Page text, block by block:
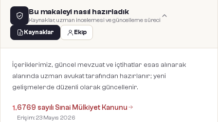
Bu makaleyi nasıl hazırladık
Kaynaklar, uzman incelemesi ve güncelleme süreci
Kaynaklar
Ekip
İçeriklerimiz, güncel mevzuat ve içtihatlar esas alınarak
alanında uzman avukat tarafından hazırlanır; yeni
gelişmelerde düzenli olarak güncellenir.
1.6769 sayılı Sınai Mülkiyet Kanunu
Erişim: 23 Mayıs 2026